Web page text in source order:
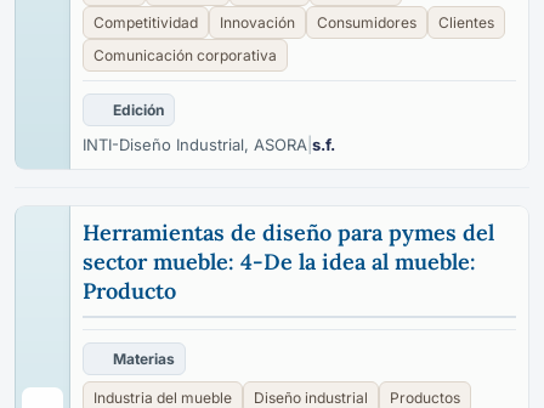
Competitividad
Innovación Consumidores
Clientes
Comunicación corporativa
Edición
INTI-Diseño Industrial, ASORA s.f.
Herramientas de diseño para pymes del
sector mueble: 4-De la idea al mueble:
Producto
Materias
Industria del mueble Diseño industrial
Productos